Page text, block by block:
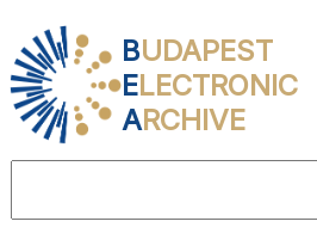
BUDAPEST
ELECTRONIC
ARCHIVE